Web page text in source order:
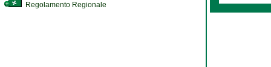
Regolamento Regionale